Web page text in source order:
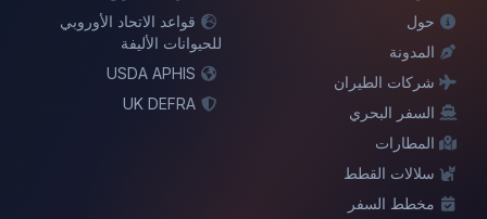
حول
المدونة
شركات الطيران
السفر البحري
المطارات
سلالات القطط
مخطط السفر
قواعد الاتحاد الأوروبي
للحيوانات الأليفة